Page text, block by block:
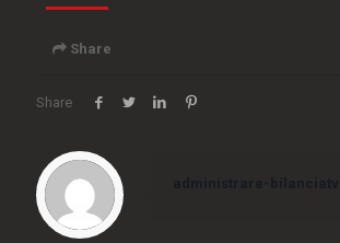
Share
Embed
<iframe src="https://www.bilancia.tv/wp-
content/plugins/dzs-videogallery/bridge.php?
Share